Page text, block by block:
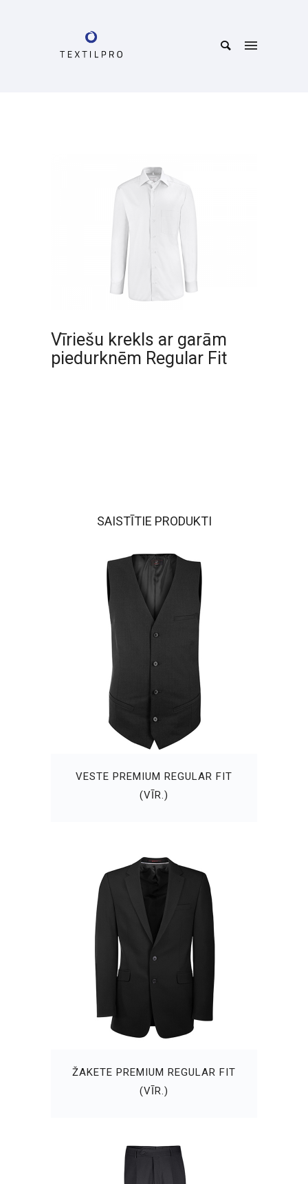
Vīriešu krekls ar garām
piedurknēm Regular Fit
SAISTĪTIE PRODUKTI
VESTE PREMIUM REGULAR FIT
(VĪR.)
ŽAKETE PREMIUM REGULAR FIT
(VĪR.)